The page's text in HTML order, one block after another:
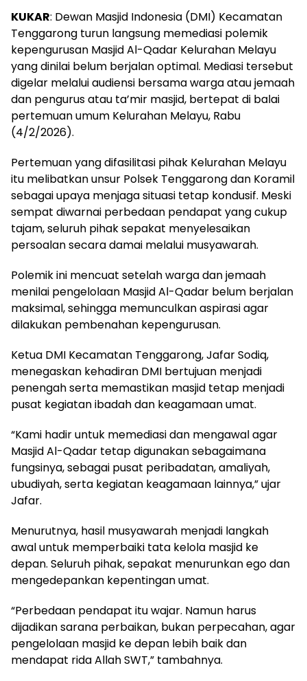
KUKAR: Dewan Masjid Indonesia (DMI) Kecamatan
Tenggarong turun langsung memediasi polemik
kepengurusan Masjid Al-Qadar Kelurahan Melayu
yang dinilai belum berjalan optimal. Mediasi tersebut
digelar melalui audiensi bersama warga atau jemaah
dan pengurus atau ta’mir masjid, bertepat di balai
pertemuan umum Kelurahan Melayu, Rabu
(4/2/2026).
Pertemuan yang difasilitasi pihak Kelurahan Melayu
itu melibatkan unsur Polsek Tenggarong dan Koramil
sebagai upaya menjaga situasi tetap kondusif. Meski
sempat diwarnai perbedaan pendapat yang cukup
tajam, seluruh pihak sepakat menyelesaikan
persoalan secara damai melalui musyawarah.
Polemik ini mencuat setelah warga dan jemaah
menilai pengelolaan Masjid Al-Qadar belum berjalan
maksimal, sehingga memunculkan aspirasi agar
dilakukan pembenahan kepengurusan.
Ketua DMI Kecamatan Tenggarong, Jafar Sodiq,
menegaskan kehadiran DMI bertujuan menjadi
penengah serta memastikan masjid tetap menjadi
pusat kegiatan ibadah dan keagamaan umat.
“Kami hadir untuk memediasi dan mengawal agar
Masjid Al-Qadar tetap digunakan sebagaimana
fungsinya, sebagai pusat peribadatan, amaliyah,
ubudiyah, serta kegiatan keagamaan lainnya,” ujar
Jafar.
Menurutnya, hasil musyawarah menjadi langkah
awal untuk memperbaiki tata kelola masjid ke
depan. Seluruh pihak, sepakat menurunkan ego dan
mengedepankan kepentingan umat.
“Perbedaan pendapat itu wajar. Namun harus
dijadikan sarana perbaikan, bukan perpecahan, agar
pengelolaan masjid ke depan lebih baik dan
mendapat rida Allah SWT,” tambahnya.